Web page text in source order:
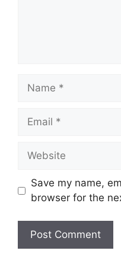
Name
Email
Website
Save my name,
browser for the